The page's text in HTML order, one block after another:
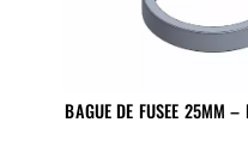
BAGUE DE FUSEE 25MM